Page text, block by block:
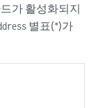
가 활성화되지
별표(*)가